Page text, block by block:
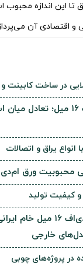
تا این اندازه محبوب
و اقتصادی آن
در ساخت کابینت
ضخامت ۱۶ میل؛ تعادل
انواع یراق و اتصالات
محبوبیت ورق ام‌دی‌اف ۱۶
و کیفیت تولید
ورق ام‌دی‌اف ۱۶ میل خام
خارجی
در پروژه‌های چوبی